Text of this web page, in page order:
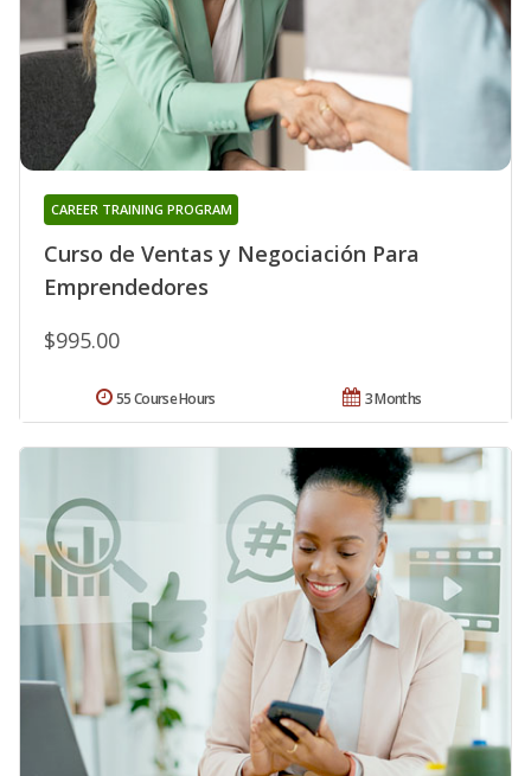
Curso de Ventas y Negociación Para
Emprendedores
CAREER TRAINING PROGRAM
$995.00
3 Months
55 Course Hours